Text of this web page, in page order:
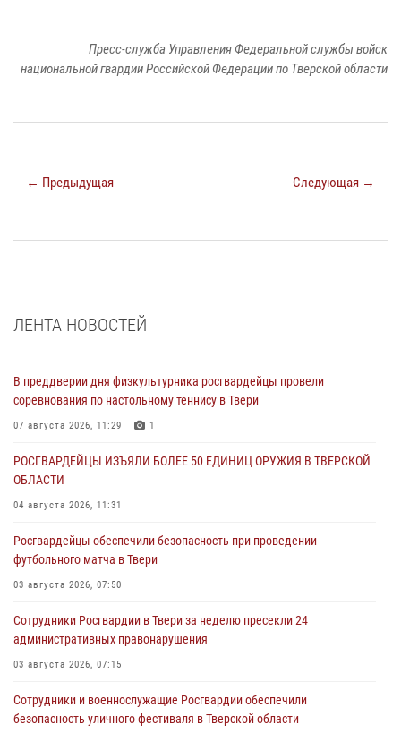
Пресс-служба Управления Федеральной службы войск
национальной гвардии Российской Федерации по Тверской области
← Предыдущая Следующая →
ЛЕНТА НОВОСТЕЙ
В преддверии дня физкультурника росгвардейцы провели
соревнования по настольному теннису в Твери
07 августа 2026, 11:29 1
РОСГВАРДЕЙЦЫ ИЗЪЯЛИ БОЛЕЕ 50 ЕДИНИЦ ОРУЖИЯ В ТВЕРСКОЙ
ОБЛАСТИ
04 августа 2026, 11:31
Росгвардейцы обеспечили безопасность при проведении
футбольного матча в Твери
03 августа 2026, 07:50
Сотрудники Росгвардии в Твери за неделю пресекли 24
административных правонарушения
03 августа 2026, 07:15
Сотрудники и военнослужащие Росгвардии обеспечили
безопасность уличного фестиваля в Тверской области